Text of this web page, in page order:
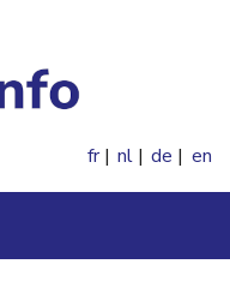
fr nl de en